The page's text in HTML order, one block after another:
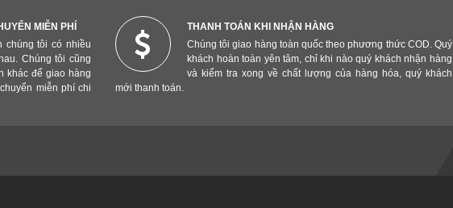
MIỄN PHÍ
chúng tôi có nhiều
Chúng tôi cũng
khác để giao hàng
miễn phí chi
THANH TOÁN KHI NHẬN HÀNG
Chúng tôi giao hàng toàn quốc theo phương thức COD. Quý
khách hoàn toàn yên tâm, chỉ khi nào quý khách nhận hàng
và kiểm tra xong về chất lượng của hàng hóa, quý khách
mới thanh toán.